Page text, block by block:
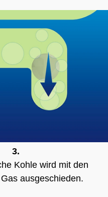
3.
Kohle wird mit den
ausgeschieden.